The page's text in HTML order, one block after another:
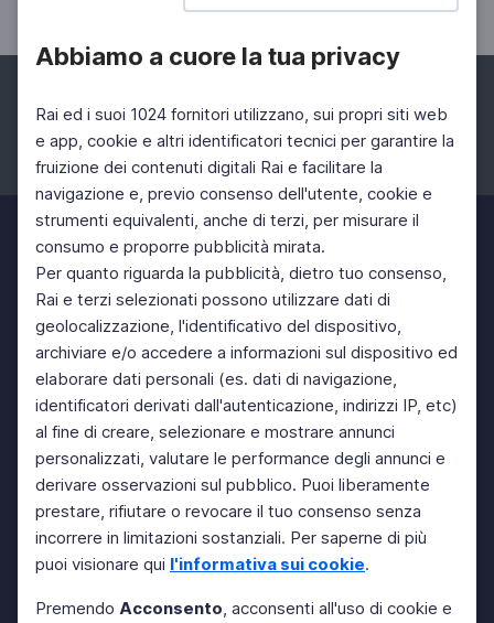
Abbiamo a cuore la tua privacy
Rai ed i suoi 1024 fornitori utilizzano, sui propri siti web
e app, cookie e altri identificatori tecnici per garantire la
fruizione dei contenuti digitali Rai e facilitare la
navigazione e, previo consenso dell'utente, cookie e
strumenti equivalenti, anche di terzi, per misurare il
consumo e proporre pubblicità mirata.
Per quanto riguarda la pubblicità, dietro tuo consenso,
Rai e terzi selezionati possono utilizzare dati di
geolocalizzazione, l'identificativo del dispositivo,
archiviare e/o accedere a informazioni sul dispositivo ed
elaborare dati personali (es. dati di navigazione,
identificatori derivati dall'autenticazione, indirizzi IP, etc)
al fine di creare, selezionare e mostrare annunci
personalizzati, valutare le performance degli annunci e
derivare osservazioni sul pubblico. Puoi liberamente
prestare, rifiutare o revocare il tuo consenso senza
incorrere in limitazioni sostanziali. Per saperne di più
puoi visionare qui l'informativa sui cookie.
Premendo Acconsento, acconsenti all'uso di cookie e
Facebook Instagram Twitter